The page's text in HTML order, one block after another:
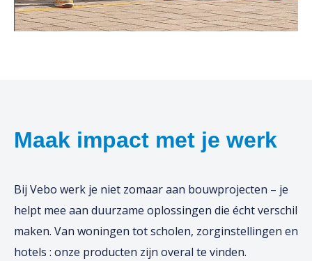
Maak impact met je werk
Bij Vebo werk je niet zomaar aan bouwprojecten – je
helpt mee aan duurzame oplossingen die écht verschil
maken. Van woningen tot scholen, zorginstellingen en
hotels : onze producten zijn overal te vinden.